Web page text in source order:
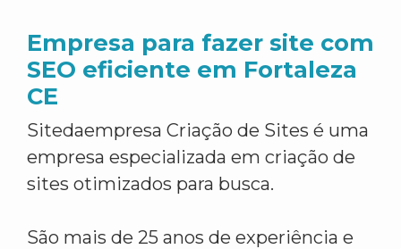
Empresa para fazer site com
SEO eficiente em Fortaleza
CE
Sitedaempresa Criação de Sites é uma
empresa especializada em criação de
sites otimizados para busca.
São mais de 25 anos de experiência e